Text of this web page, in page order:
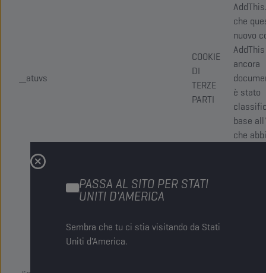
PASSA AL SITO PER STATI
UNITI D'AMERICA
Sembra che tu ci stia visitando da Stati
Uniti d'America.
__atuvs
COOKIE
DI
TERZE
PARTI
che
nuovo
ancora
è stato
base
che